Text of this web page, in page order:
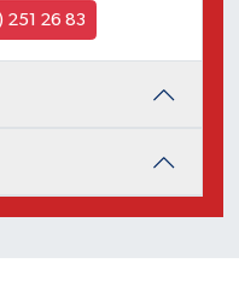
251 26 83